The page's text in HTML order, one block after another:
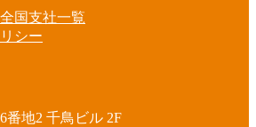
国支社一覧
シー
番地2 千鳥ビル 2F